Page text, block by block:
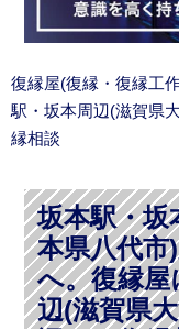
復縁屋(復縁・復縁工
駅・坂本周辺(滋賀県
縁相談
坂本駅・坂
本県八代
へ。復縁
辺(滋賀県